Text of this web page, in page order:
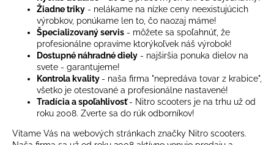
Žiadne triky - nelákame na nízke ceny neexistujúcich
výrobkov, ponúkame len to, čo naozaj máme!
Špecializovaný servis - môžete sa spoľahnúť, že
profesionálne opravíme ktorýkoľvek náš výrobok!
Dostupné náhradné diely - najširšia ponuka dielov na
svete - garantujeme!
Kontrola kvality - naša firma "nepredáva tovar z krabice",
všetko je otestované a profesionálne nastavené!
Tradícia a spoľahlivosť- Nitro scooters je na trhu už od
roku 2008. Zverte sa do rúk odborníkov!
Vítame Vás na webových stránkach značky Nitro scooters.